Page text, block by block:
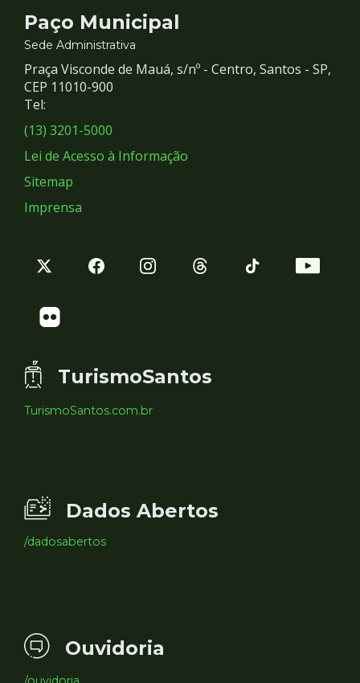
Contato
e
Redes
Sociais
Paço Municipal
Sede Administrativa
Praça Visconde de Mauá, s/nº - Centro, Santos - SP,
CEP 11010-900
Tel:
(13) 3201-5000
Lei de Acesso à Informação
Sitemap
Imprensa
TurismoSantos
TurismoSantos.com.br
Dados Abertos
/dadosabertos
Ouvidoria